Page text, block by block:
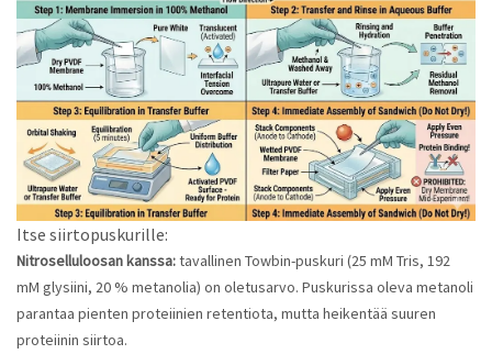
Itse siirtopuskurille:
Nitroselluloosan kanssa:tavallinen Towbin-puskuri (25 mM Tris, 192
mM glysiini, 20 % metanolia) on oletusarvo. Puskurissa oleva metanoli
parantaa pienten proteiinien retentiota, mutta heikentää suuren
proteiinin siirtoa.